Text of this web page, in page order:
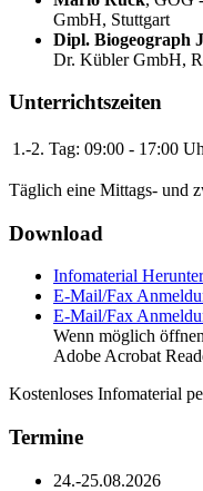
GmbH, Stuttgart
Dipl. Biogeograph
Dr. Kübler GmbH,
Unterrichtszeiten
1.-2. Tag: 09:00 - 17:00
Täglich eine Mittags- und
Download
Infomaterial
E-Mail/Fax
E-Mail/Fax
Wenn möglich
Adobe Acrobat
Kostenloses Infomaterial
Termine
24.-25.08.2026